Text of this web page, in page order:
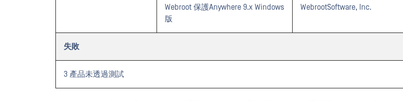
Webroot 保護Anywhere 9.x Windows
版
WebrootSoftware, Inc.
失敗
3 產品未透過測試